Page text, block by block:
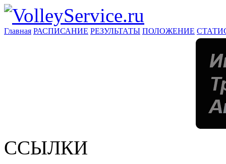
Главная РАСПИСАНИЕ РЕЗУЛЬТАТЫ ПОЛОЖЕНИЕ
ССЫЛКИ